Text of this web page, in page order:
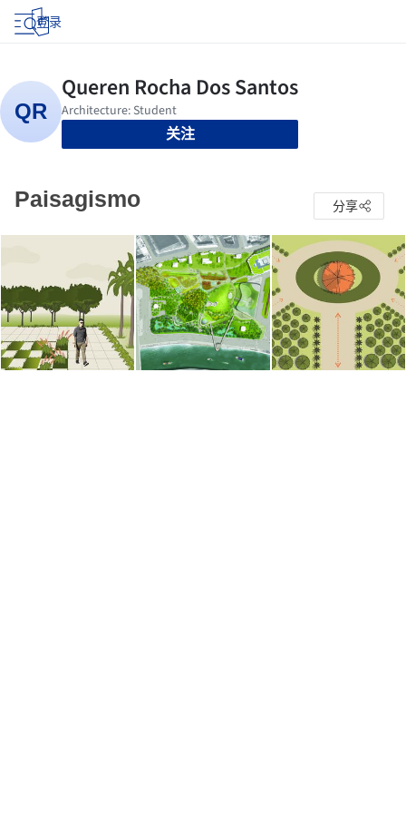
登录
关注
Paisagismo 分享